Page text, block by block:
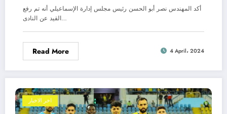
أكد المهندس نصر أبو الحسن رئيس مجلس إدارة الإسماعيلي أنه تم رفع
القيد عن النادى…
Read More 4 April، 2024
اخر الاخبار